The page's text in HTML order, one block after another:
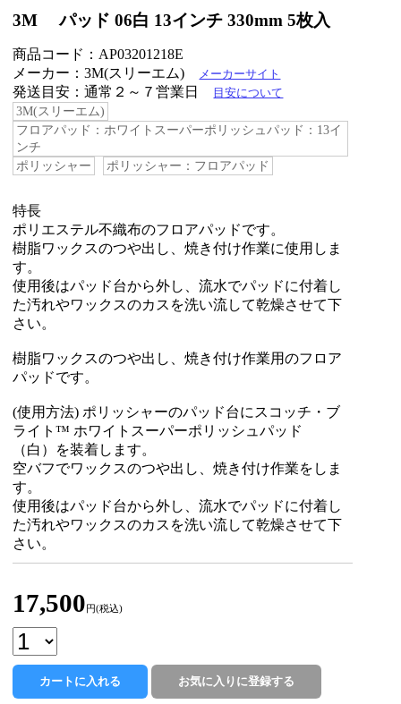
3M パッド 06白 13インチ 330mm 5枚入
商品コード：AP03201218E
メーカー：3M(スリーエム)
メーカーサイト
発送目安：通常２～７営業日 目安について
3M(スリーエム)
フロアパッド：ホワイトスーパーポリッシュパッド：13イ
ンチ
ポリッシャー
ポリッシャー：フロアパッド
特長
ポリエステル不織布のフロアパッドです。
樹脂ワックスのつや出し、焼き付け作業に使用しま
す。
使用後はパッド台から外し、流水でパッドに付着し
た汚れやワックスのカスを洗い流して乾燥させて下
さい。
樹脂ワックスのつや出し、焼き付け作業用のフロア
パッドです。
(使用方法) ポリッシャーのパッド台にスコッチ・ブ
ライト™ ホワイトスーパーポリッシュパッド
（白）を装着します。
空バフでワックスのつや出し、焼き付け作業をしま
す。
使用後はパッド台から外し、流水でパッドに付着し
た汚れやワックスのカスを洗い流して乾燥させて下
さい。
17,500 円(税込)